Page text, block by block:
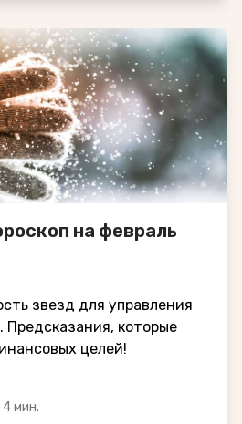
на февраль
звезд для управления
которые
целей!
4 мин.